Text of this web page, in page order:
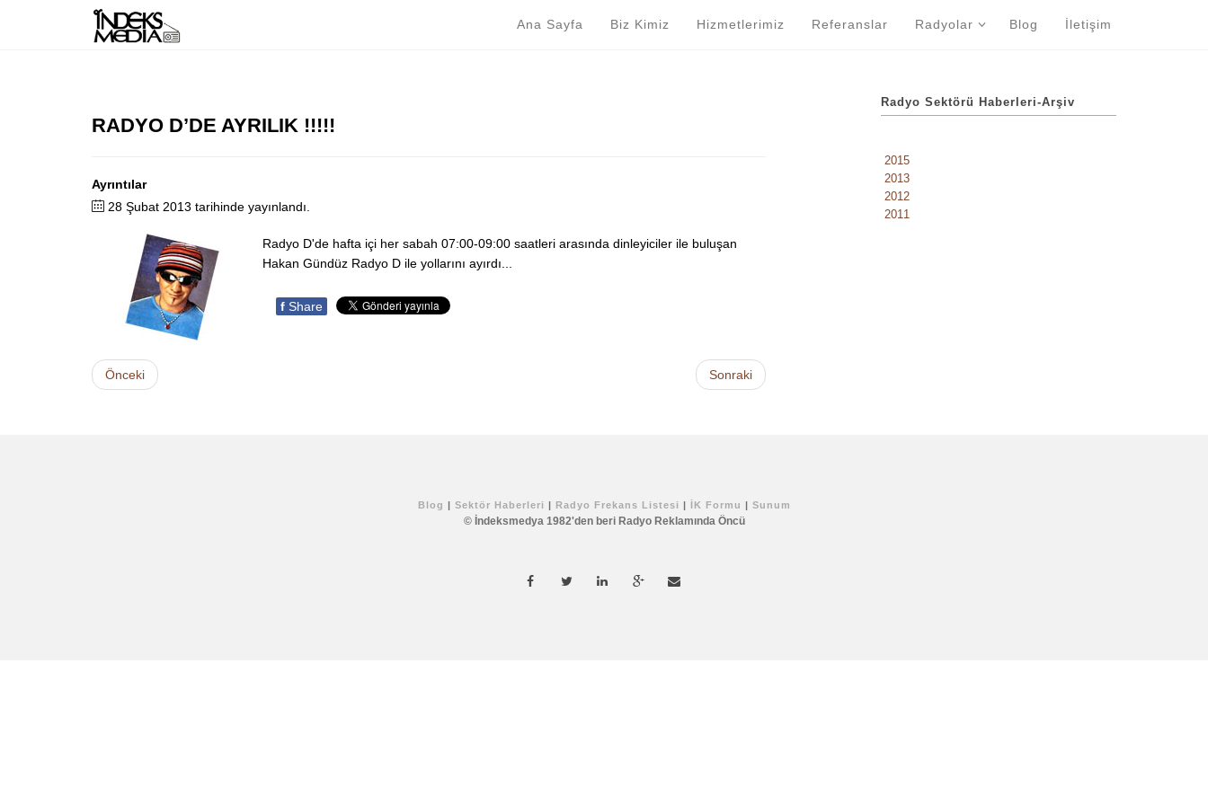
Ana Sayfa Biz Kimiz Hizmetlerimiz Referanslar Radyolar Blog İletişim
RADYO D’DE AYRILIK !!!!!
Ayrıntılar
28 Şubat 2013 tarihinde yayınlandı.
Radyo D'de hafta içi her sabah 07:00-09:00 saatleri arasında dinleyiciler ile buluşan
Hakan Gündüz Radyo D ile yollarını ayırdı...
f Share
Önceki Sonraki
Radyo Sektörü Haberleri-Arşiv
2015
2013
2012
2011
Blog | Sektör Haberleri | Radyo Frekans Listesi | İK Formu | Sunum
© İndeksmedya 1982'den beri Radyo Reklamında Öncü